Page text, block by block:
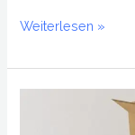
Weiterlesen »